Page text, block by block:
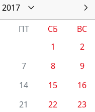
2017
ПТ СБ
ВС
1
2
7 8
9
14 15
16
21 22
23